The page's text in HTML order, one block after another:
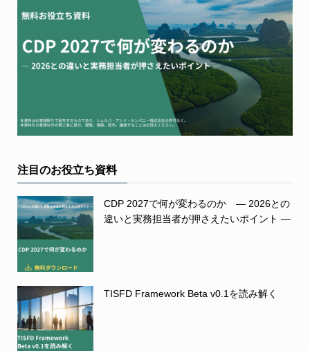
注目のお役立ち資料
CDP 2027で何が変わるのか ― 2026との
違いと実務担当者が押さえたいポイント ―
TISFD Framework Beta v0.1を読み解く